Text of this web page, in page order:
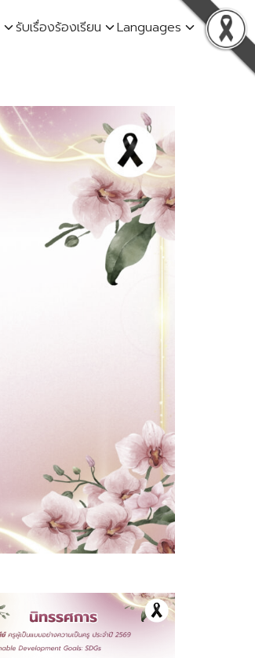
รับเรื่องร้องเรียน
Languages